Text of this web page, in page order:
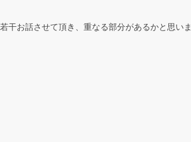
干お話させて頂き、重なる部分があるかと思いま